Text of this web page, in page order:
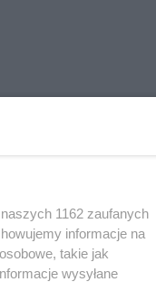
1162 zaufanych
informacje na
takie jak
wysyłane